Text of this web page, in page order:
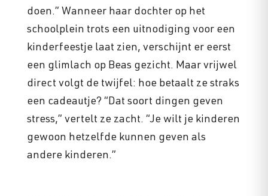
doen.” Wanneer haar dochter op het
schoolplein trots een uitnodiging voor een
kinderfeestje laat zien, verschijnt er eerst
een glimlach op Beas gezicht. Maar vrijwel
direct volgt de twijfel: hoe betaalt ze straks
een cadeautje? “Dat soort dingen geven
stress,” vertelt ze zacht. “Je wilt je kinderen
gewoon hetzelfde kunnen geven als
andere kinderen.”